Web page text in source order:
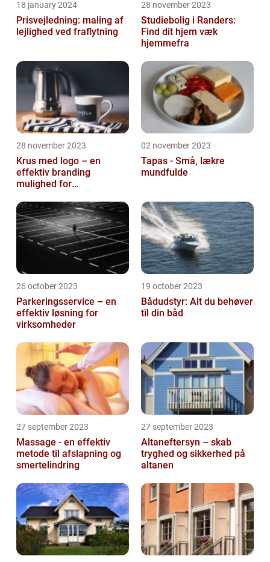
18 january 2024
Prisvejledning: maling af
lejlighed ved fraflytning
28 november 2023
Studiebolig i Randers:
Find dit hjem væk
hjemmefra
28 november 2023
Krus med logo – en
effektiv branding
mulighed for
02 november 2023
Tapas - Små, lækre
mundfulde
26 october 2023
Parkeringsservice – en
effektiv løsning for
virksomheder
19 october 2023
Bådudstyr: Alt du behøver
til din båd
27 september 2023
Massage - en effektiv
metode til afslapning og
smertelindring
27 september 2023
Altaneftersyn – skab
tryghed og sikkerhed på
altanen